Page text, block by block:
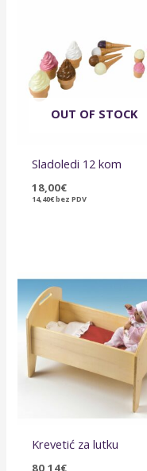
OUT OF STOCK
Sladoledi 12 kom
18,00€
14,40€bez PDV
Krevetić za lutku
80,14€